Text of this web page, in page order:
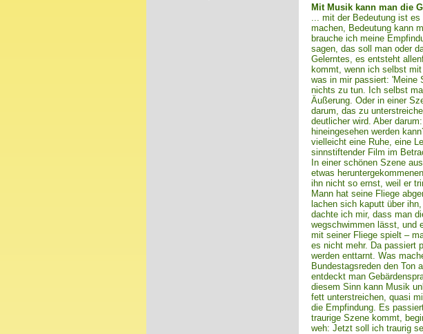
Mit Musik kann man die
... mit der Bedeutung ist
machen, Bedeutung kann
brauche ich meine
sagen, das soll man oder
Gelerntes, es entsteht
kommt, wenn ich selbst
was in mir passiert: 'Meine
nichts zu tun. Ich selbst
Äußerung. Oder in einer
darum, das zu
deutlicher wird. Aber
hineingesehen werden
vielleicht eine Ruhe, eine
sinnstiftender Film im
In einer schönen Szene
etwas
ihn nicht so ernst, weil er
Mann hat seine Fliege
lachen sich kaputt über
dachte ich mir, dass man
wegschwimmen lässt, und
mit seiner Fliege spielt –
es nicht mehr. Da passiert
werden enttarnt. Was
Bundestagsreden den Ton
entdeckt man
diesem Sinn kann Musik
fett unterstreichen, quasi
die Empfindung. Es
traurige Szene kommt,
weh: Jetzt soll ich traurig